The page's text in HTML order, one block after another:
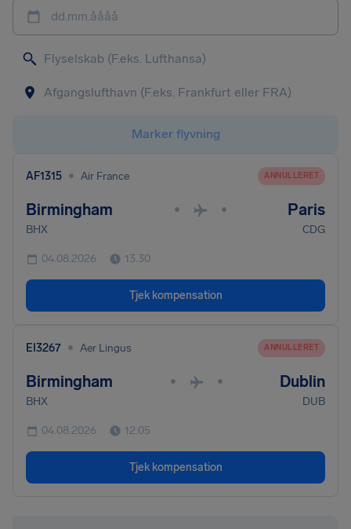
dd.mm.åååå
Marker flyvning
AF1315 • Air France ANNULLERET
Birmingham • • Paris
BHX CDG
04.08.2026 13.30
Tjek kompensation
EI3267 • Aer Lingus ANNULLERET
Birmingham • • Dublin
BHX DUB
04.08.2026 12.05
Tjek kompensation